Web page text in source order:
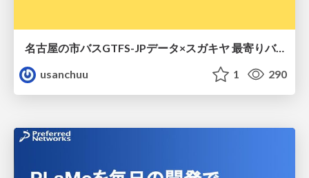
名古屋の市バスGTFS-JPデータ×スガキヤ 最寄りバス停検索をAmazon ElastiCache Serverless for Valkeyで最適化する
usanchuu
1 290